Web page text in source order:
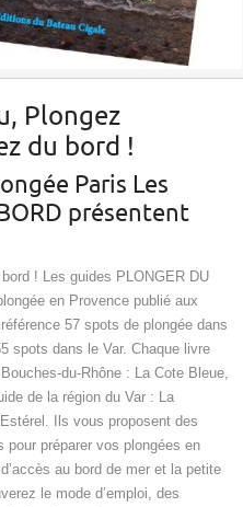
Plongez
du bord !
Paris Les
présentent
! Les guides PLONGER DU
en Provence publié aux
57 spots de plongée dans
spots dans le Var. Chaque livre
du-Rhône : La Cote Bleue,
de la région du Var : La
Ils vous proposent des
préparer vos plongées en
au bord de mer et la petite
le mode d’emploi, des